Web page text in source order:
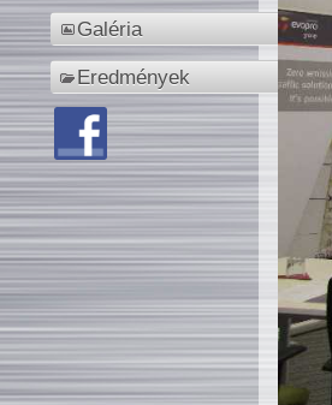
Galéria
Eredmények